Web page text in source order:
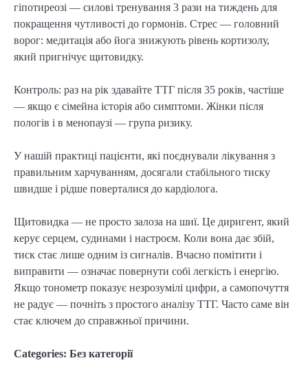
гіпотиреозі — силові тренування 3 рази на тиждень для
покращення чутливості до гормонів. Стрес — головний
ворог: медитація або йога знижують рівень кортизолу,
який пригнічує щитовидку.
Контроль: раз на рік здавайте ТТГ після 35 років, частіше
— якщо є сімейна історія або симптоми. Жінки після
пологів і в менопаузі — група ризику.
У нашій практиці пацієнти, які поєднували лікування з
правильним харчуванням, досягали стабільного тиску
швидше і рідше поверталися до кардіолога.
Щитовидка — не просто залоза на шиї. Це диригент, який
керує серцем, судинами і настроєм. Коли вона дає збій,
тиск стає лише одним із сигналів. Вчасно помітити і
виправити — означає повернути собі легкість і енергію.
Якщо тонометр показує незрозумілі цифри, а самопочуття
не радує — почніть з простого аналізу ТТГ. Часто саме він
стає ключем до справжньої причини.
Categories: Без категорії